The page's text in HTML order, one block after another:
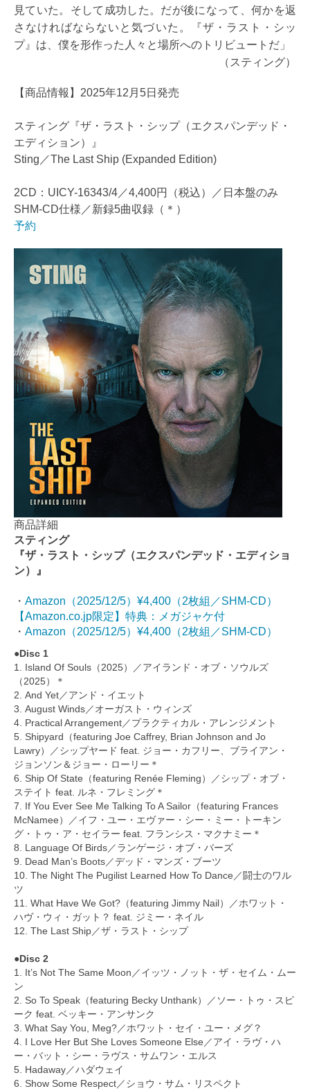
見ていた。そして成功した。だが後になって、何かを返
さなければならないと気づいた。『ザ・ラスト・シッ
プ』は、僕を形作った人々と場所へのトリビュートだ」
（スティング）
【商品情報】2025年12月5日発売
スティング『ザ・ラスト・シップ（エクスパンデッド・
エディション）』
Sting／The Last Ship (Expanded Edition)
2CD：UICY-16343/4／4,400円（税込）／日本盤のみ
SHM-CD仕様／新録5曲収録（＊）
予約
商品詳細
スティング
『ザ・ラスト・シップ（エクスパンデッド・エディショ
ン）』
・ Amazon（2025/12/5）¥4,400（2枚組／SHM-CD）
【Amazon.co.jp限定】特典：メガジャケ付
・ Amazon（2025/12/5）¥4,400（2枚組／SHM-CD）
●Disc 1
1. Island Of Souls（2025）／アイランド・オブ・ソウルズ
（2025）＊
2. And Yet／アンド・イエット
3. August Winds／オーガスト・ウィンズ
4. Practical Arrangement／プラクティカル・アレンジメント
5. Shipyard（featuring Joe Caffrey, Brian Johnson and Jo
Lawry）／シップヤード feat. ジョー・カフリー、ブライアン・
ジョンソン＆ジョー・ローリー＊
6. Ship Of State（featuring Renée Fleming）／シップ・オブ・
ステイト feat. ルネ・フレミング＊
7. If You Ever See Me Talking To A Sailor（featuring Frances
McNamee）／イフ・ユー・エヴァー・シー・ミー・トーキン
グ・トゥ・ア・セイラー feat. フランシス・マクナミー＊
8. Language Of Birds／ランゲージ・オブ・バーズ
9. Dead Man’s Boots／デッド・マンズ・ブーツ
10. The Night The Pugilist Learned How To Dance／闘士のワル
ツ
11. What Have We Got?（featuring Jimmy Nail）／ホワット・
ハヴ・ウィ・ガット？ feat. ジミー・ネイル
12. The Last Ship／ザ・ラスト・シップ
●Disc 2
1. It’s Not The Same Moon／イッツ・ノット・ザ・セイム・ムー
ン
2. So To Speak（featuring Becky Unthank）／ソー・トゥ・スピ
ーク feat. ベッキー・アンサンク
3. What Say You, Meg?／ホワット・セイ・ユー・メグ？
4. I Love Her But She Loves Someone Else／アイ・ラヴ・ハ
ー・バット・シー・ラヴス・サムワン・エルス
5. Hadaway／ハダウェイ
6. Show Some Respect／ショウ・サム・リスペクト